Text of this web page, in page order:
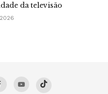
da televisão